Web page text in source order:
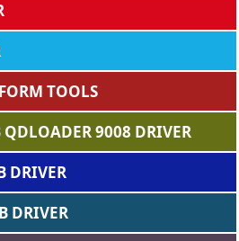
TOOLS
9008 DRIVER
DRIVER
DRIVER